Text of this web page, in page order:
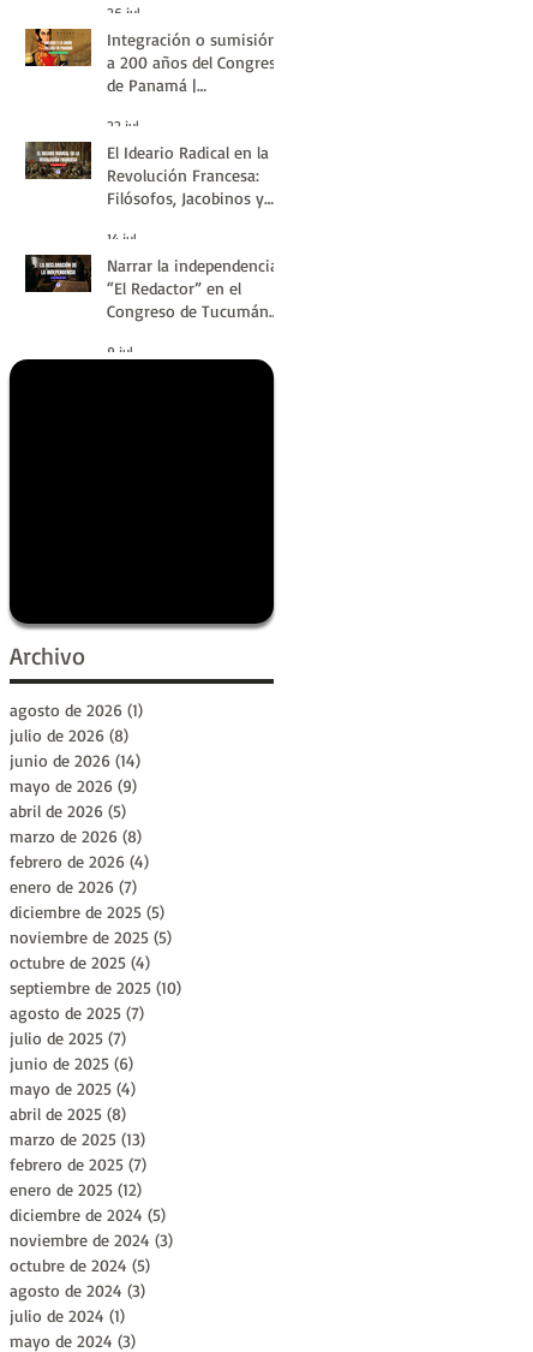
26 jul
Integración o sumisión:
a 200 años del Congreso
de Panamá |
as | Huellas de la
Historia
22 jul
El Ideario Radical en la
Revolución Francesa:
Filósofos, Jacobinos y
Historia
14 jul
Narrar la independencia:
“El Redactor” en el
Congreso de Tucumán
Huellas de la Historia
9 jul
Archivo
agosto de 2026 (1)
julio de 2026 (8)
junio de 2026 (14)
mayo de 2026 (9)
abril de 2026 (5)
marzo de 2026 (8)
febrero de 2026 (4)
enero de 2026 (7)
diciembre de 2025 (5)
noviembre de 2025 (5)
octubre de 2025 (4)
septiembre de 2025 (10)
agosto de 2025 (7)
julio de 2025 (7)
junio de 2025 (6)
mayo de 2025 (4)
abril de 2025 (8)
marzo de 2025 (13)
febrero de 2025 (7)
enero de 2025 (12)
diciembre de 2024 (5)
noviembre de 2024 (3)
octubre de 2024 (5)
agosto de 2024 (3)
julio de 2024 (1)
mayo de 2024 (3)